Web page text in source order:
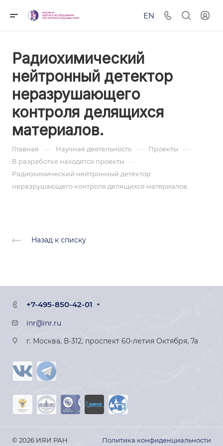
EN
Радиохимический
нейтронный детектор
неразрушающего
контроля делящихся
материалов.
Главная — Научная деятельность — Проекты —
В разработке находятся проекты —
Радиохимический нейтронный детектор
неразрушающего контроля делящихся материалов.
Назад к списку
+7-495-850-42-01
inr@inr.ru
г. Москва, В-312, проспект 60-летия Октября, 7а
© 2026 ИЯИ РАН Политика конфиденциальности